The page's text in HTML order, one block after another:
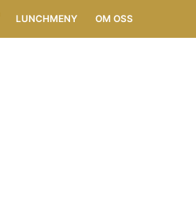
LUNCHMENY OM OSS